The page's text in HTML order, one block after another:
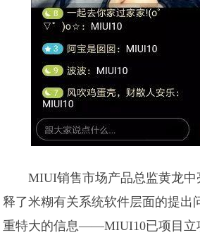
MIUI销售市场产品总监黄龙
释了米糊有关系统软件层面的提出
重特大的信息——MIUI10已项目立